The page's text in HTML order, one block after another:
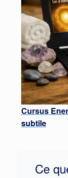
Cursus
subtile
Ce